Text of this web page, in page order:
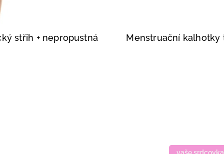
střih + nepropustná Menstruační
vaše srdcovka